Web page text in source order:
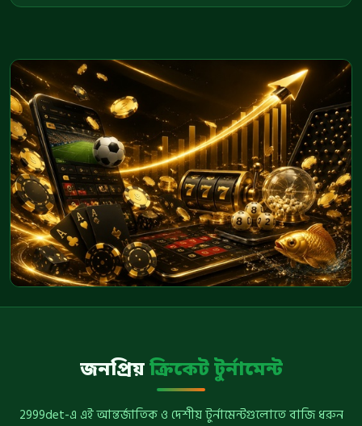
জনপ্রিয়ক্রিকেট টুর্নামেন্ট
2999det-এ এই আন্তর্জাতিক ও দেশীয় টুর্নামেন্টগুলোতে বাজি ধরুন